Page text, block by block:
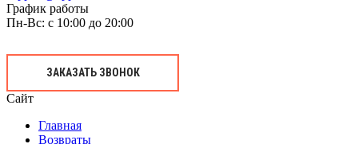
График работы
Пн-Вс: с 10:00 до 20:00
ЗАКАЗАТЬ ЗВОНОК
Сайт
Главная
Возвраты